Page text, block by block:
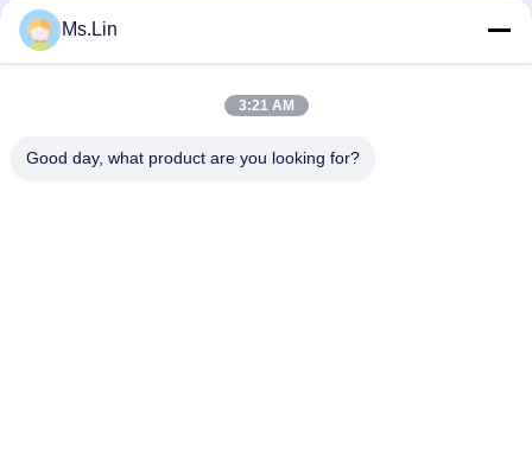
Popüler Kategoriler
Kahverengi Kraft
Ms.Lin
3:21 AM
Good day, what product are you looking for?